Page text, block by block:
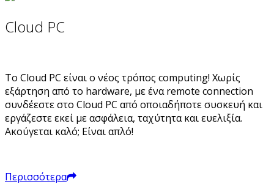
Cloud PC
Το Cloud PC είναι ο νέος τρόπος computing! Χωρίς
εξάρτηση από το hardware, με ένα remote connection
συνδέεστε στο Cloud PC από οποιαδήποτε συσκευή και
εργάζεστε εκεί με ασφάλεια, ταχύτητα και ευελιξία.
Ακούγεται καλό; Είναι απλό!
Περισσότερα